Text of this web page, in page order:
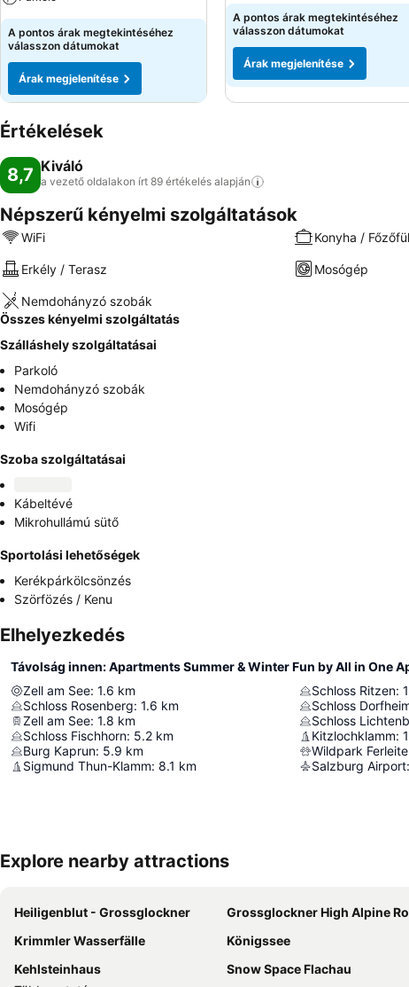
A pontos árak megtekintéséhez
válasszon dátumokat
Árak megjelenítése
A pontos árak megtekintéséhez
válasszon dátumokat
Árak megjelenítése
Értékelések
8,7 Kiváló
a vezető oldalakon írt 89 értékelés alapján
Népszerű kényelmi szolgáltatások
WiFi Konyha /
Erkély / Terasz Mosógép
Nemdohányzó szobák
Összes kényelmi szolgáltatás
Szálláshely szolgáltatásai
Parkoló
Nemdohányzó szobák
Mosógép
Wifi
Szoba szolgáltatásai
Kábeltévé
Mikrohullámú sütő
Sportolási lehetőségek
Kerékpárkölcsönzés
Szörfözés / Kenu
Elhelyezkedés
Távolság innen: Apartments Summer & Winter Fun by All in One
Zell am See: 1.6 km
Schloss Rosenberg: 1.6 km
Zell am See: 1.8 km
Schloss Fischhorn: 5.2 km
Burg Kaprun: 5.9 km
Sigmund Thun-Klamm: 8.1 km
Schloss Ritzen:
Schloss
Schloss
Kitzlochklamm:
Wildpark
Salzburg Airport:
Explore nearby attractions
Heiligenblut - Grossglockner Grossglockner High Alpine
Krimmler Wasserfälle
Königssee
Kehlsteinhaus
Snow Space Flachau